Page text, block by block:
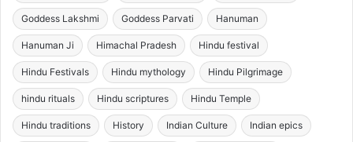
Goddess Lakshmi Goddess Parvati Hanuman
Hanuman Ji Himachal Pradesh Hindu festival
Hindu Festivals Hindu mythology Hindu Pilgrimage
hindu rituals Hindu scriptures Hindu Temple
Hindu traditions History Indian Culture Indian epics